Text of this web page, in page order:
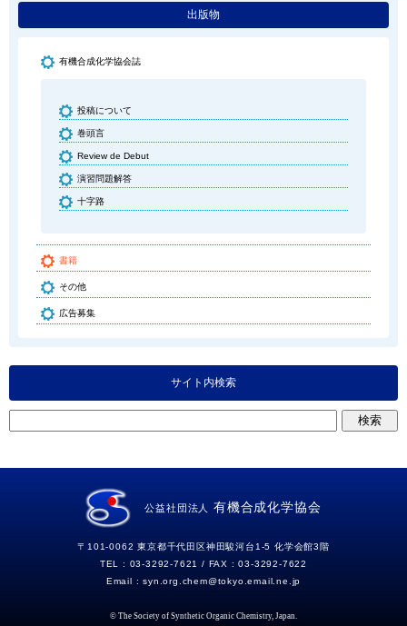
出版物
有機合成化学協会誌
投稿について
巻頭言
Review de Debut
演習問題解答
十字路
書籍
その他
広告募集
サイト内検索
公益社団法人 有機合成化学協会
〒101-0062 東京都千代田区神田駿河台1-5 化学会館3階
TEL : 03-3292-7621 / FAX : 03-3292-7622
Email :syn.org.chem tokyo.email.ne.jp
© The Society of Synthetic Organic Chemistry, Japan.